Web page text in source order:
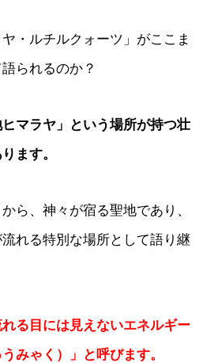
・ルチルクォーツ」がここま
られるのか？
マラヤ」という場所が持つ壮
ます。
ら、神々が宿る聖地であり、
れる特別な場所として語り継
る目には見えないエネルギー
みゃく）」と呼びます。